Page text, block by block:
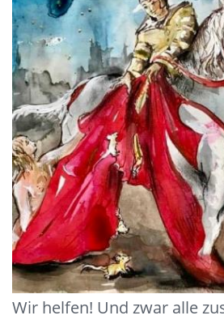
Wir helfen! Und zwar alle